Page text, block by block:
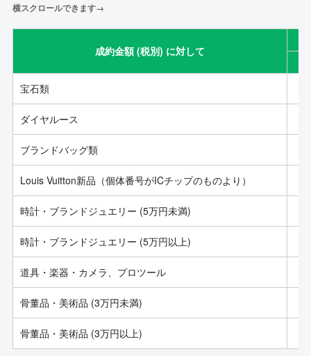
横スクロールできます→
成約金額 (税別) に対して
宝石類
ダイヤルース
ブランドバッグ類
Louis Vuitton新品（個体番号がICチップのものより）
時計・ブランドジュエリー (5万円未満)
時計・ブランドジュエリー (5万円以上)
道具・楽器・カメラ、プロツール
骨董品・美術品 (3万円未満)
骨董品・美術品 (3万円以上)